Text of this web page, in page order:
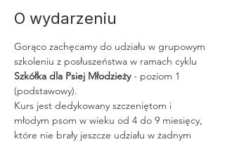
O wydarzeniu
Gorąco zachęcamy do udziału w grupowym
szkoleniu z posłuszeństwa w ramach cyklu
Szkółka dla Psiej Młodzieży - poziom 1
(podstawowy).
Kurs jest dedykowany szczeniętom i
młodym psom w wieku od 4 do 9 miesięcy,
które nie brały jeszcze udziału w żadnym